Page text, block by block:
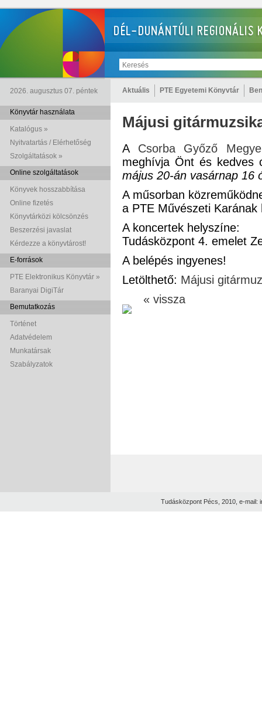
2026. augusztus 07. péntek Aktuális PTE Egyetemi Könyvtár
Könyvtár használata
Katalógus »
Nyitvatartás / Elérhetőség
Szolgáltatások »
Online szolgáltatások
Könyvek hosszabbítása
Online fizetés
Könyvtárközi kölcsönzés
Beszerzési javaslat
Kérdezze a könyvtárost!
E-források
PTE Elektronikus Könyvtár »
Baranyai DigiTár
Bemutatkozás
Történet
Adatvédelem
Munkatársak
Szabályzatok
Májusi
A Csorba Győző
meghívja Önt és kedves
május 20-án vasárnap 16
A műsorban
a PTE Művészeti Karának
A koncertek helyszíne:
Tudásközpont 4. emelet
A belépés ingyenes!
Letölthető: Májusi
« vissza
Tudásközpont Pécs, 2010, e-mail: